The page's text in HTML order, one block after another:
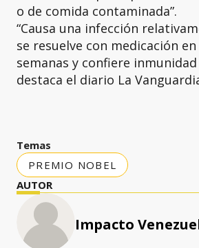
o de comida contaminada”.
“Causa una infección
se resuelve con medicación
semanas y confiere
destaca el diario La
Temas
PREMIO NOBEL
AUTOR
Impacto